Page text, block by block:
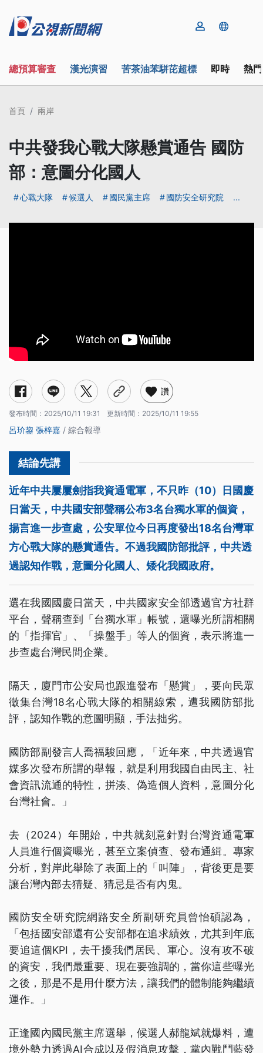
總預算審查 漢光演習 苦茶油苯駢芘超標 即時 熱
首頁 兩岸
中共發我心戰大隊懸賞通告 國防
部：意圖分化國人
心戰大隊 候選人 國民黨主席 國防安全研究院 ...
讚
發布時間： 2025/10/11 19:31 更新時間： 2025/10/11 19:55
呂玠鋆 張梓嘉 / 綜合報導
近年中共屢屢劍指我資通電軍，不只昨（10）日國慶
日當天，中共國安部聲稱公布3名台獨水軍的個資，
揚言進一步查處，公安單位今日再度發出18名台灣軍
方心戰大隊的懸賞通告。不過我國防部批評，中共透
過認知作戰，意圖分化國人、矮化我國政府。
選在我國國慶日當天，中共國家安全部透過官方社群
平台，聲稱查到「台獨水軍」帳號，還曝光所謂相關
的「指揮官」、「操盤手」等人的個資，表示將進一
步查處台灣民間企業。
隔天，廈門市公安局也跟進發布「懸賞」，要向民眾
徵集台灣18名心戰大隊的相關線索，遭我國防部批
評，認知作戰的意圖明顯，手法拙劣。
國防部副發言人喬福駿回應，「近年來，中共透過官
媒多次發布所謂的舉報，就是利用我國自由民主、社
會資訊流通的特性，拼湊、偽造個人資料，意圖分化
台灣社會。」
去（2024）年開始，中共就刻意針對台灣資通電軍
人員進行個資曝光，甚至立案偵查、發布通緝。專家
分析，對岸此舉除了表面上的「叫陣」，背後更是要
讓台灣內部去猜疑、猜忌是否有內鬼。
國防安全研究院網路安全所副研究員曾怡碩認為，
「包括國安部還有公安部都在追求績效，尤其到年底
要追這個KPI，去干擾我們居民、軍心。沒有攻不破
的資安，我們最重要、現在要強調的，當你這些曝光
之後，那是不是用什麼方法，讓我們的體制能夠繼續
運作。」
正逢國內國民黨主席選舉，候選人郝龍斌就爆料，遭
境外勢力透過AI合成以及假消息攻擊，黨內戰鬥藍發